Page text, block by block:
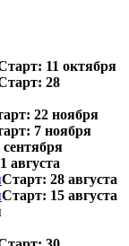
11 октября
28
22 ноября
7 ноября
августа
Старт: 28 августа
Старт: 15 августа